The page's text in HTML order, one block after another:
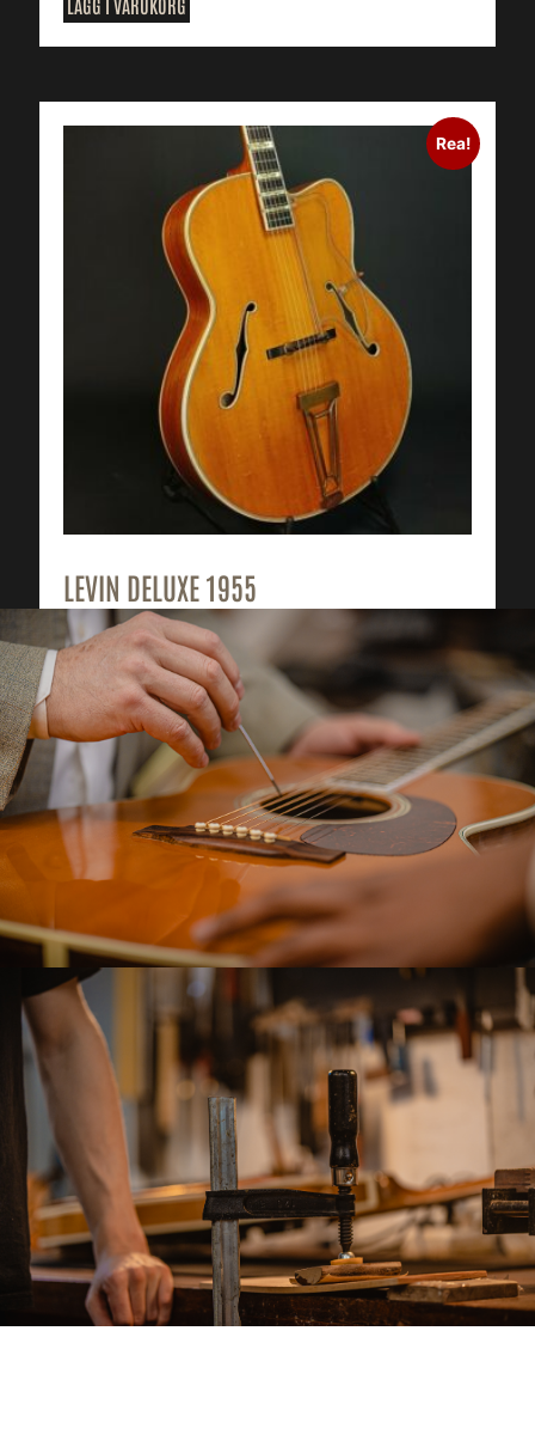
Rea!
LEVIN DELUXE 1955
37500 KR36000KR
LÄGG I VARUKORG